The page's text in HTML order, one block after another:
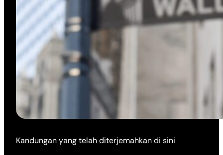
Kandungan yang telah diterjemahkan di sini